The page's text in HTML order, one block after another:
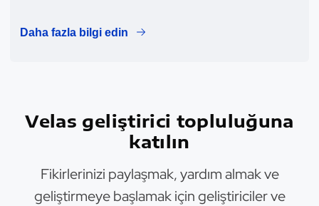
Daha fazla bilgi edin
Velas geliştirici topluluğuna
katılın
Fikirlerinizi paylaşmak, yardım almak ve
geliştirmeye başlamak için geliştiriciler ve